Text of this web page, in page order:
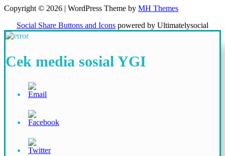
Copyright © 2026 | WordPress Theme by MH Themes
Social Share Buttons and Icons powered by Ultimatelysocial
Cek media sosial YGI